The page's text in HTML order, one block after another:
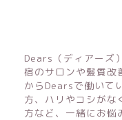
Dears（ディアーズ
宿のサロンや髪質改
からDearsで働いて
方、ハリやコシがな
方など、一緒にお悩